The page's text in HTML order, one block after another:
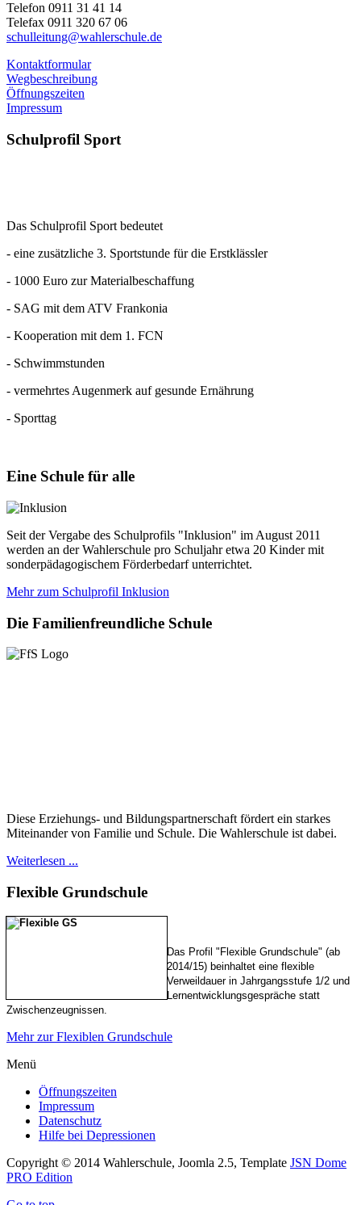
Telefon 0911 31 41 14
Telefax 0911 320 67 06
schulleitung@wahlerschule.de
Kontaktformular
Wegbeschreibung
Öffnungszeiten
Impressum
Schulprofil Sport
Das Schulprofil Sport bedeutet
- eine zusätzliche 3. Sportstunde für die Erstklässler
- 1000 Euro zur Materialbeschaffung
- SAG mit dem ATV Frankonia
- Kooperation mit dem 1. FCN
- Schwimmstunden
- vermehrtes Augenmerk auf gesunde Ernährung
- Sporttag
Eine Schule für alle
Seit der Vergabe des Schulprofils "Inklusion" im August 2011
werden an der Wahlerschule pro Schuljahr etwa 20 Kinder mit
sonderpädagogischem Förderbedarf unterrichtet.
Mehr zum Schulprofil Inklusion
Die Familienfreundliche Schule
Diese Erziehungs- und Bildungspartnerschaft fördert ein starkes
Miteinander von Familie und Schule. Die Wahlerschule ist dabei.
Weiterlesen ...
Flexible Grundschule
Das Profil "Flexible Grundschule" (ab
2014/15) beinhaltet eine flexible
Verweildauer in Jahrgangsstufe 1/2 und
Lernentwicklungsgespräche statt
Zwischenzeugnissen.
Mehr zur Flexiblen Grundschule
Menü
Öffnungszeiten
Impressum
Datenschutz
Hilfe bei Depressionen
Copyright © 2014 Wahlerschule, Joomla 2.5, Template JSN Dome
PRO Edition